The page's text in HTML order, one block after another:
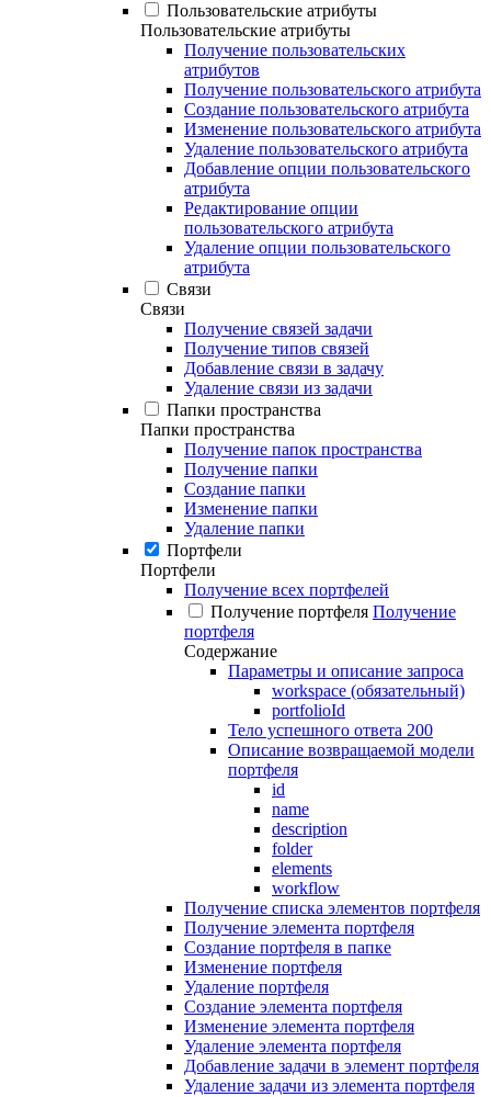
Пользовательские атрибуты
Пользовательские атрибуты
Получение пользовательских
атрибутов
Получение пользовательского атрибута
Создание пользовательского атрибута
Изменение пользовательского атрибута
Удаление пользовательского атрибута
Добавление опции пользовательского
атрибута
Редактирование опции
пользовательского атрибута
Удаление опции пользовательского
атрибута
Связи
Связи
Получение связей задачи
Получение типов связей
Добавление связи в задачу
Удаление связи из задачи
Папки пространства
Папки пространства
Получение папок пространства
Получение папки
Создание папки
Изменение папки
Удаление папки
Портфели
Портфели
Получение всех портфелей
Получение портфеля Получение
портфеля
Содержание
Параметры и описание запроса
workspace (обязательный)
portfolioId
Тело успешного ответа 200
Описание возвращаемой модели
портфеля
id
name
description
folder
elements
workflow
Получение списка элементов портфеля
Получение элемента портфеля
Создание портфеля в папке
Изменение портфеля
Удаление портфеля
Создание элемента портфеля
Изменение элемента портфеля
Удаление элемента портфеля
Добавление задачи в элемент портфеля
Удаление задачи из элемента портфеля